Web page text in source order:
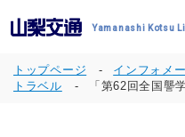
Yamanashi Kotsu
トップページ インフォメ
トラベル
「第62回全国讋